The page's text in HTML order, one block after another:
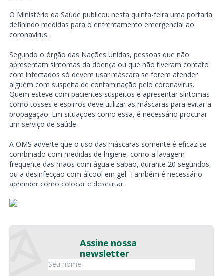
O Ministério da Saúde publicou nesta quinta-feira uma portaria
definindo medidas para o enfrentamento emergencial ao
coronavírus.
Segundo o órgão das Nações Unidas, pessoas que não
apresentam sintomas da doença ou que não tiveram contato
com infectados só devem usar máscara se forem atender
alguém com suspeita de contaminação pelo coronavírus.
Quem esteve com pacientes suspeitos e apresentar sintomas
como tosses e espirros deve utilizar as máscaras para evitar a
propagação. Em situações como essa, é necessário procurar
um serviço de saúde.
A OMS adverte que o uso das máscaras somente é eficaz se
combinado com medidas de higiene, como a lavagem
frequente das mãos com água e sabão, durante 20 segundos,
ou a desinfecção com álcool em gel. Também é necessário
aprender como colocar e descartar.
Assine nossa
newsletter